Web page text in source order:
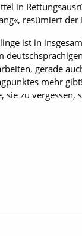
in
resümiert der
ist in
gerade
mehr
sie zu